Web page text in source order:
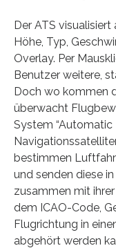
Der ATS
Höhe, Typ,
Overlay. Per
Benutzer weitere,
Doch wo kommen
überwacht
System “Automatic
bestimmen
und senden diese
zusammen mit
dem ICAO-Code,
Flugrichtung in
abgehört werden